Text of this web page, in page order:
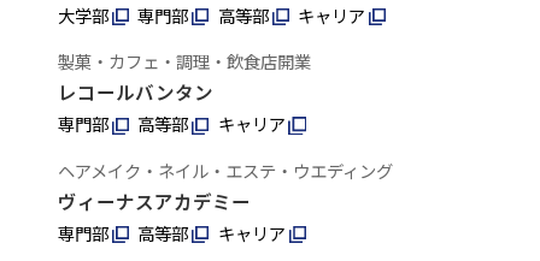
大学部 専門部 高等部
キャリア
製菓・カフェ・調理・飲食店開業
レコールバンタン
専門部 高等部
キャリア
ヘアメイク・ネイル・エステ・ウエディング
ヴィーナスアカデミー
専門部 高等部
キャリア